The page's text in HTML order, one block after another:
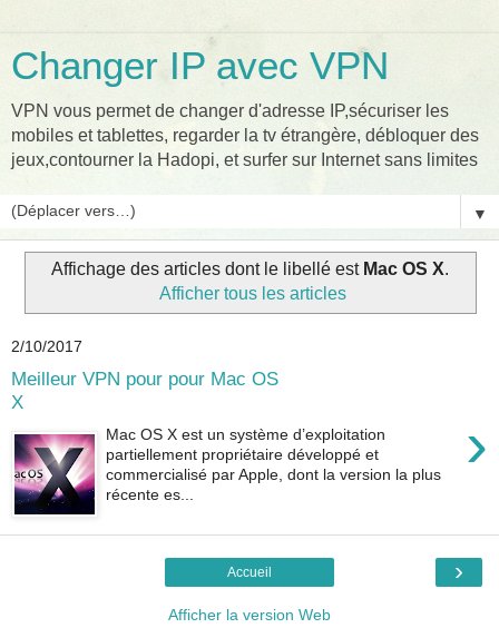
Changer IP avec VPN
VPN vous permet de changer d'adresse IP,sécuriser les
mobiles et tablettes, regarder la tv étrangère, débloquer des
jeux,contourner la Hadopi, et surfer sur Internet sans limites
▼
Affichage des articles dont le libellé est Mac OS X.
Afficher tous les articles
2/10/2017
Meilleur VPN pour pour Mac OS
X
›
Mac OS X est un système d’exploitation
partiellement propriétaire développé et
commercialisé par Apple, dont la version la plus
récente es...
›
Accueil
Afficher la version Web